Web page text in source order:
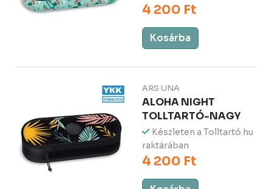
4 200 Ft
Kosárba
ARS UNA
ALOHA NIGHT
TOLLTARTÓ-NAGY
Készleten a Tolltartó.hu
raktárában
4 200 Ft